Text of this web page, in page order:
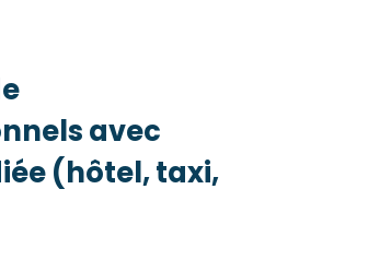
avec
(hôtel, taxi,